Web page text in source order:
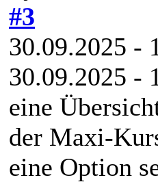
#3
30.09.2025 -
30.09.2025 -
eine
der Maxi-
eine Option